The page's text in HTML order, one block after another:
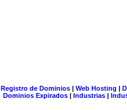
Registro de Dominios| Web Hosting |
Dominios Expirados | Industrias |